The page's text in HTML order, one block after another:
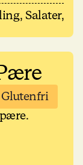
Salater,
Glutenfri